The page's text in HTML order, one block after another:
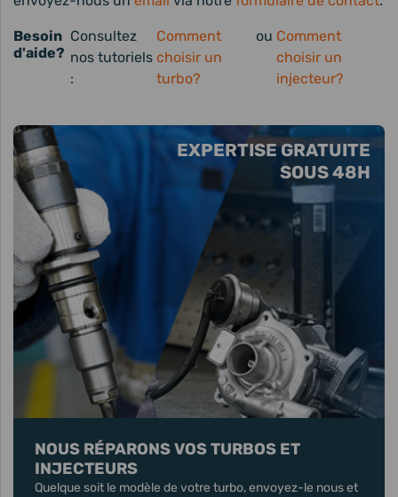
EXPERTISE GRATUITE
SOUS 48H
NOUS RÉPARONS VOS TURBOS ET
INJECTEURS
Quelque soit le modèle de votre turbo, envoyez-le nous et
Besoin
d'aide?
Consultez
nos tutoriels
:
Comment
choisir un
turbo?
ou Comment
choisir un
injecteur?